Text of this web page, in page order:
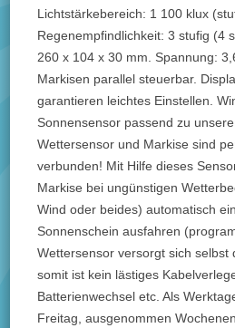
Lichtstärkebereich: 1 100 klux
Regenempfindlichkeit: 3 stufig (4
260 x 104 x 30 mm. Spannung:
Markisen parallel steuerbar.
garantieren leichtes Einstellen.
Sonnensensor passend zu
Wettersensor und Markise sind
verbunden! Mit Hilfe dieses
Markise bei ungünstigen
Wind oder beides) automatisch
Sonnenschein ausfahren
Wettersensor versorgt sich selbst
somit ist kein lästiges
Batterienwechsel etc. Als
Freitag, ausgenommen